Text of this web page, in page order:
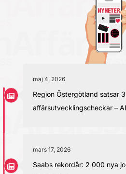
maj 4, 2026
Region Östergötland satsar
affärsutvecklingscheckar –
mars 17, 2026
Saabs rekordår: 2 000 nya